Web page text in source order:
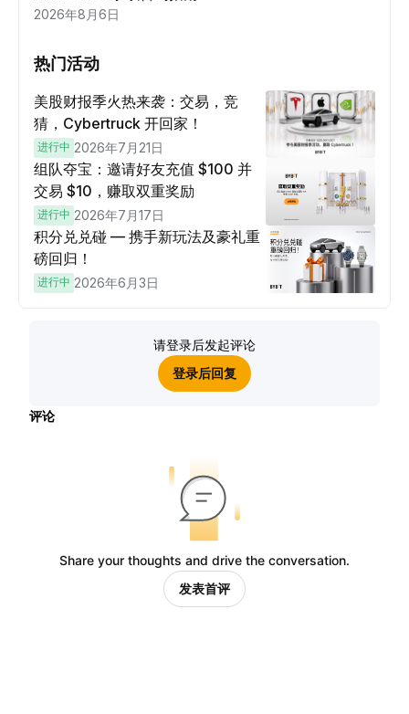
2026年8月6日
热门活动
美股财报季火热来袭：交易，竞
猜，Cybertruck 开回家！
进行中 2026年7月21日
组队夺宝：邀请好友充值 $100 并
交易 $10，赚取双重奖励
进行中 2026年7月17日
积分兑兑碰 — 携手新玩法及豪礼重
磅回归！
进行中 2026年6月3日
请登录后发起评论
登录后回复
评论
Share your thoughts and drive the conversation.
发表首评